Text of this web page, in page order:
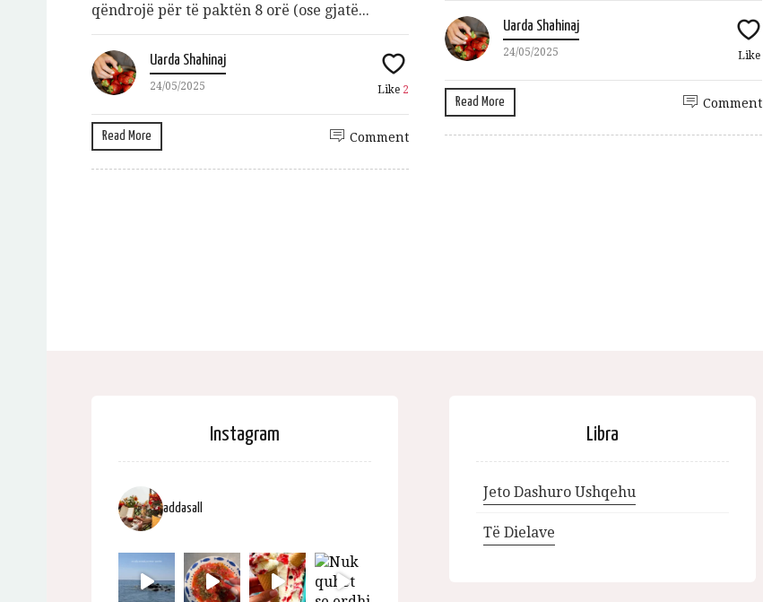
qëndrojë për të paktën 8 orë (ose gjatë...
Uarda Shahinaj
24/05/2025 Like 2
Read More Comment
Uarda Shahinaj
24/05/2025 Like
Read More Comment
Instagram
addasall
Libra
Jeto Dashuro Ushqehu
Të Dielave